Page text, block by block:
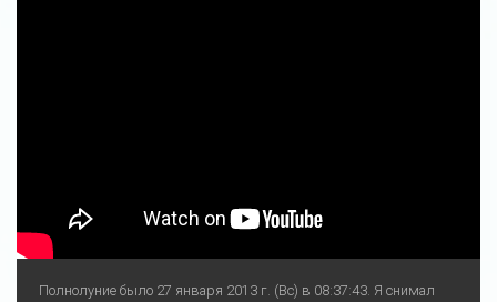
Полнолуние было 27 января 2013 г. (Вс) в 08:37:43. Я снимал